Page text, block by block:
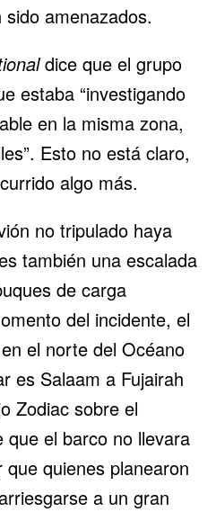
amenazados.
dice que el grupo
estaba “investigando
en la misma zona,
Esto no está claro,
algo más.
no tripulado haya
también una escalada
de carga
del incidente, el
el norte del Océano
es Salaam a Fujairah
Zodiac sobre el
que el barco no llevara
quienes planearon
a un gran